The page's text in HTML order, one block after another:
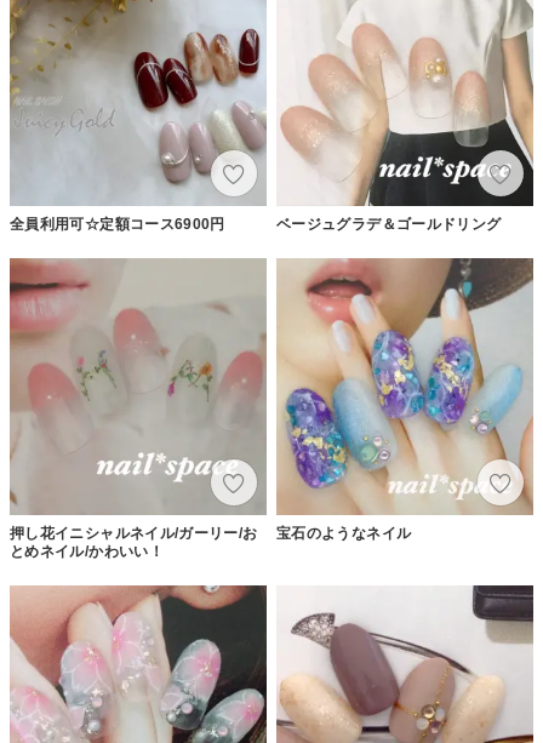
全員利用可☆定額コース6900円 ベージュグラデ＆ゴールドリング
押し花イニシャルネイル/ガーリー/お
とめネイル/かわいい！
宝石のようなネイル